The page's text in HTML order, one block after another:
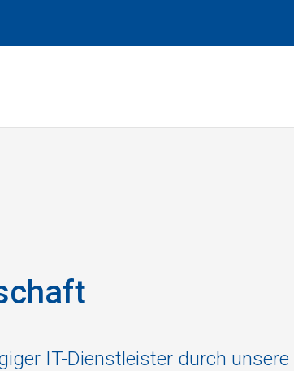
IT-Dienstleister durch unsere